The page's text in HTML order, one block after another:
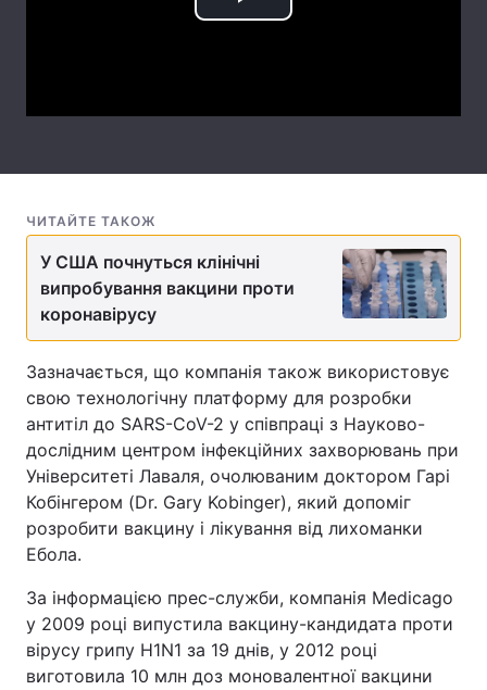
Play
ЧИТАЙТЕ ТАКОЖ
У США почнуться клінічні
випробування вакцини проти
коронавірусу
Зазначається, що компанія також використовує
свою технологічну платформу для розробки
антитіл до SARS-CoV-2 у співпраці з Науково-
дослідним центром інфекційних захворювань при
Університеті Лаваля, очолюваним доктором Гарі
Кобінгером (Dr. Gary Kobinger), який допоміг
розробити вакцину і лікування від лихоманки
Ебола.
За інформацією прес-служби, компанія Medicago
у 2009 році випустила вакцину-кандидата проти
вірусу грипу H1N1 за 19 днів, у 2012 році
виготовила 10 млн доз моновалентної вакцини